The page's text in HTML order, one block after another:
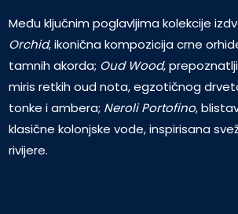
Među ključnim poglavljima kolekcije
Orchid, ikonična kompozicija crne
tamnih akorda; Oud Wood,
miris retkih oud nota, egzotičnog
tonke i ambera; Neroli Portofino,
klasične kolonjske vode, inspirisana
rivijere.